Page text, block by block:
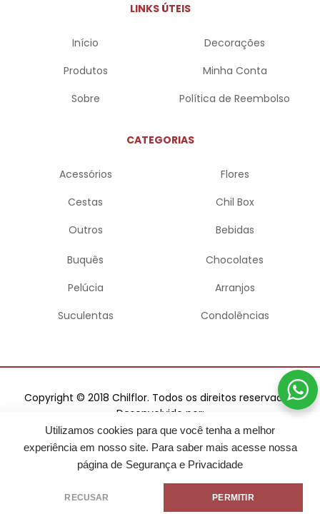
Utilizamos cookies para que você tenha a melhor
experiência em nosso site. Para saber mais acesse nossa
página de Segurança e Privacidade
RECUSAR PERMITIR
LINKS ÚTEIS
Início
Produtos
Sobre
Decorações
Minha Conta
Política de Reembolso
CATEGORIAS
Acessórios
Cestas
Outros
Flores
Chil Box
Bebidas
Buquês
Pelúcia
Suculentas
Chocolates
Arranjos
Condolências
Copyright © 2018 Chilflor. Todos os direitos reservados.
Desenvolvido por: